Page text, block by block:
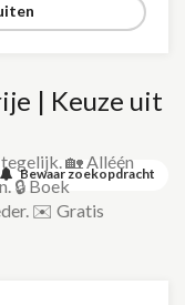
Bewaar zoekopdracht
| Keuze uit
🏡 Alléén
🔒 Boek
✉️ Gratis